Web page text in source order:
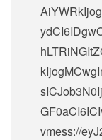
vmess://